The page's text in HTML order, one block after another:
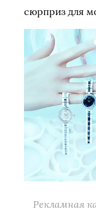
сюрприз для
Рекламная